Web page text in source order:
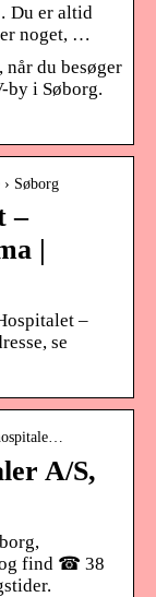
Du er altid
noget, …
du besøger
by i Søborg.
Søborg
–
|
–
se
A/S,
og find ☎ 38